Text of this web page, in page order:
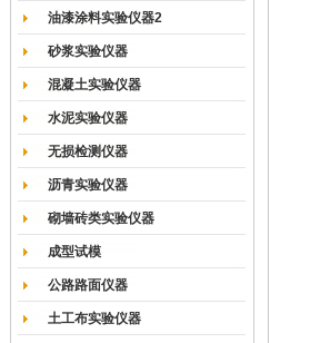
油漆涂料实验仪器2
砂浆实验仪器
混凝土实验仪器
水泥实验仪器
无损检测仪器
沥青实验仪器
砌墙砖类实验仪器
成型试模
公路路面仪器
土工布实验仪器